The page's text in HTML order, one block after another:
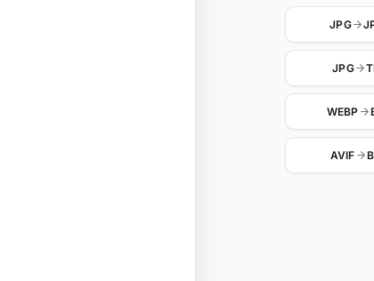
JPG
JPG
WEBP
AVIF